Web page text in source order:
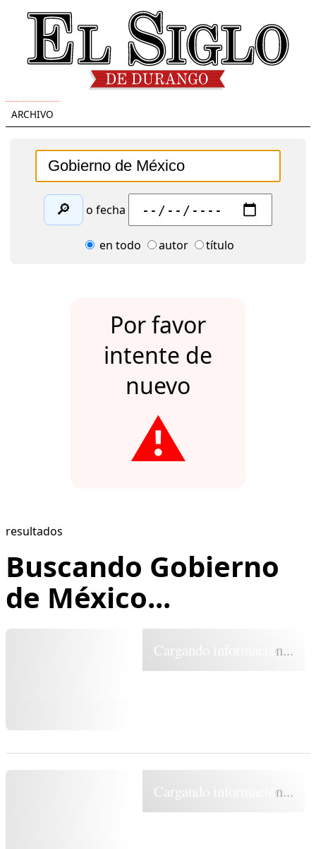
ARCHIVO
🔎 o fecha
en todo autor título
Por favor
intente de
nuevo
⚠️
resultados
Buscando Gobierno
de México...
Cargando información...
Cargando información...